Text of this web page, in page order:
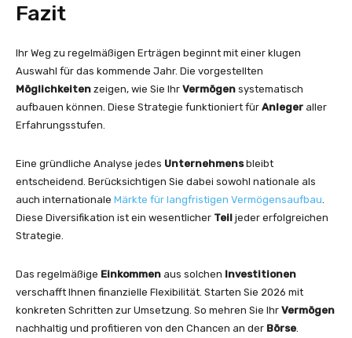
Fazit
Ihr Weg zu regelmäßigen Erträgen beginnt mit einer klugen
Auswahl für das kommende Jahr. Die vorgestellten
Möglichkeiten zeigen, wie Sie Ihr Vermögen systematisch
aufbauen können. Diese Strategie funktioniert für Anleger aller
Erfahrungsstufen.
Eine gründliche Analyse jedes Unternehmensbleibt
entscheidend. Berücksichtigen Sie dabei sowohl nationale als
auch internationale Märkte für langfristigen Vermögensaufbau.
Diese Diversifikation ist ein wesentlicher Teil jeder erfolgreichen
Strategie.
Das regelmäßige Einkommen aus solchen Investitionen
verschafft Ihnen finanzielle Flexibilität. Starten Sie 2026 mit
konkreten Schritten zur Umsetzung. So mehren Sie Ihr Vermögen
nachhaltig und profitieren von den Chancen an der Börse.